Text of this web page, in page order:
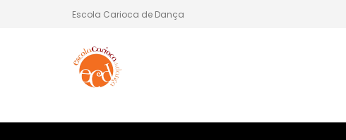
Escola Carioca de Dança